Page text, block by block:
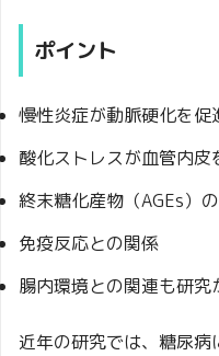
ポイント
慢性炎症が動脈硬化を促
酸化ストレスが血管内皮
終末糖化産物（AGEs）
免疫反応との関係
腸内環境との関連も研究
近年の研究では、糖尿